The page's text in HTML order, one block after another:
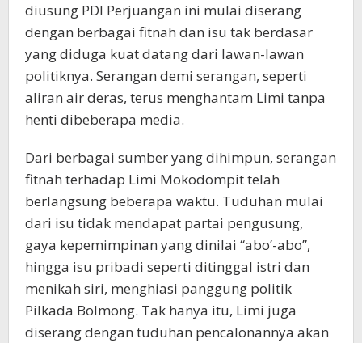
diusung PDI Perjuangan ini mulai diserang
dengan berbagai fitnah dan isu tak berdasar
yang diduga kuat datang dari lawan-lawan
politiknya. Serangan demi serangan, seperti
aliran air deras, terus menghantam Limi tanpa
henti dibeberapa media.
Dari berbagai sumber yang dihimpun, serangan
fitnah terhadap Limi Mokodompit telah
berlangsung beberapa waktu. Tuduhan mulai
dari isu tidak mendapat partai pengusung,
gaya kepemimpinan yang dinilai “abo’-abo”,
hingga isu pribadi seperti ditinggal istri dan
menikah siri, menghiasi panggung politik
Pilkada Bolmong. Tak hanya itu, Limi juga
diserang dengan tuduhan pencalonannya akan